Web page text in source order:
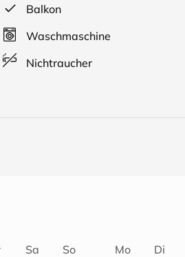
Balkon
Waschmaschine
Nichtraucher
Sa
So
Mo Di